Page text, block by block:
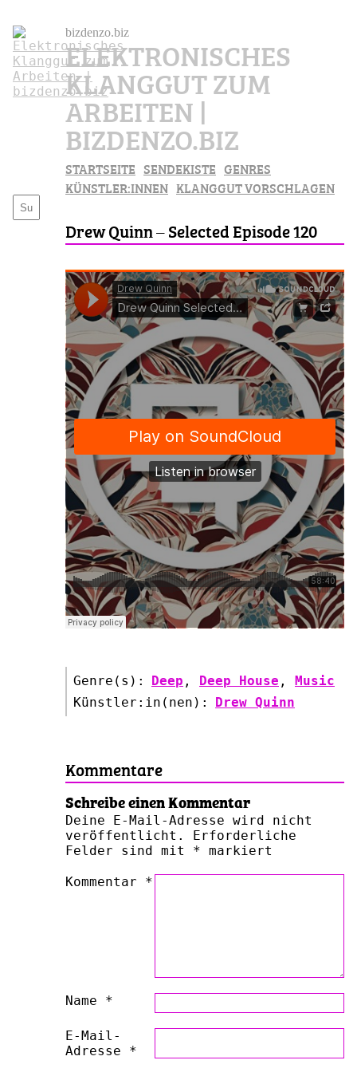
bizdenzo.biz
ELEKTRONISCHES
KLANGGUT ZUM
ARBEITEN |
BIZDENZO.BIZ
STARTSEITE SENDEKISTE GENRES
KÜNSTLER:INNEN KLANGGUT VORSCHLAGEN
Drew Quinn – Selected Episode 120
Genre(s): Deep , Deep House ,
Music
Künstler:in(nen):
Drew Quinn
Kommentare
Schreibe einen Kommentar
Deine E-Mail-Adresse wird nicht
veröffentlicht.
Erforderliche
Felder sind mit * markiert
Kommentar *
Name *
E-Mail-
Adresse *